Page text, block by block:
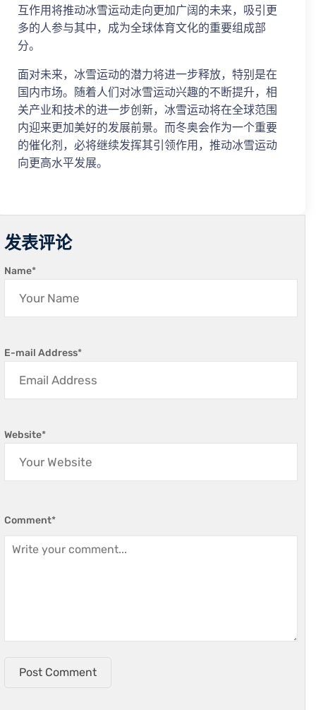
互作用将推动冰雪运动走向更加广阔的未来，吸引更
多的人参与其中，成为全球体育文化的重要组成部
分。
面对未来，冰雪运动的潜力将进一步释放，特别是在
国内市场。随着人们对冰雪运动兴趣的不断提升，相
关产业和技术的进一步创新，冰雪运动将在全球范围
内迎来更加美好的发展前景。而冬奥会作为一个重要
的催化剂，必将继续发挥其引领作用，推动冰雪运动
向更高水平发展。
发表评论
Name*
E-mail Address*
Website*
Comment*
Post Comment